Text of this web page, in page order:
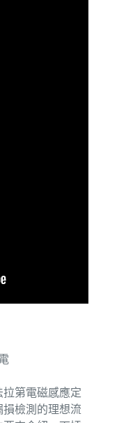
第電磁感應定
檢測的理想流